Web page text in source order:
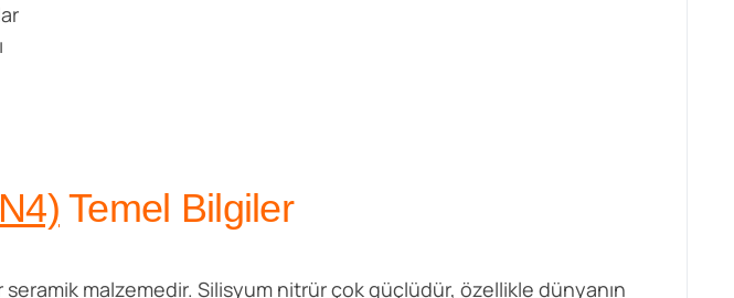
Temel Bilgiler
malzemedir. Silisyum nitrür çok güçlüdür, özellikle dünyanın